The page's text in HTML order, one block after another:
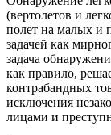
(вертолетов и
полет на малых и
задачей как
задача
как правило,
контрабандных
исключения
лицами и